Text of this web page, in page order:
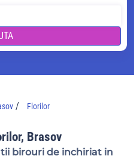
/ Florilor
Brasov
birouri de inchiriat in